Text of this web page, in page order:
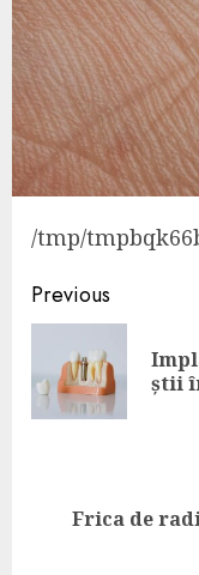
/tmp/
Post
navigation
Previous
știi
NextFrica de